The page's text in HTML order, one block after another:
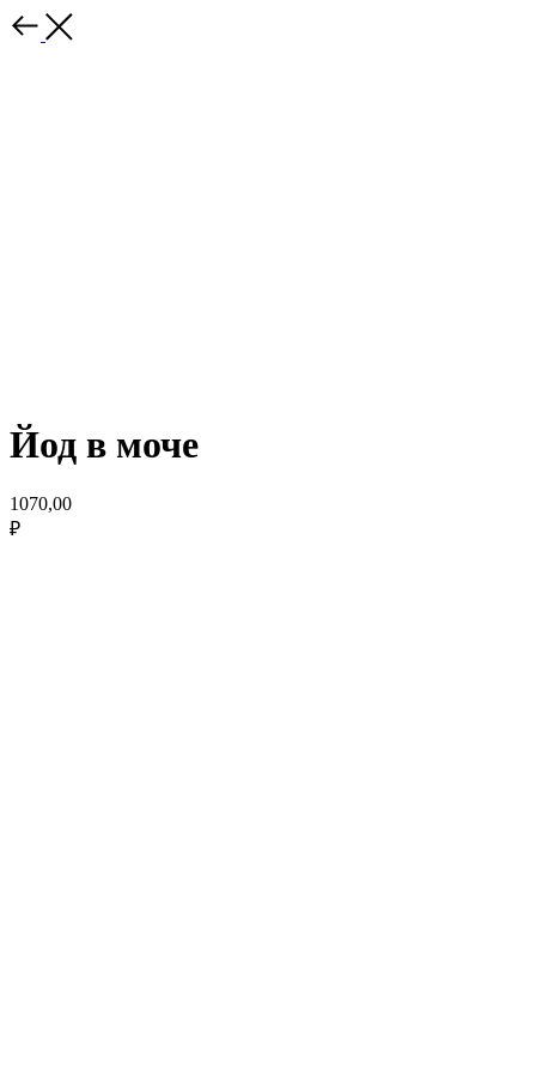
Йод в моче
1070,00
₽